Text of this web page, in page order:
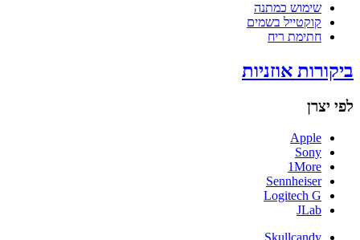
שימוש כמתנה
קוקטייל בשמים
חתימת ריח
ביקורות אוזניות
לפי יצרן
Apple
Sony
1More
Sennheiser
Logitech G
JLab
Skullcandy